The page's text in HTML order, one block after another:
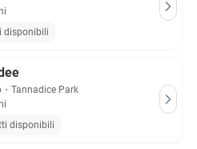
disponibili
・ Tannadice Park
disponibili